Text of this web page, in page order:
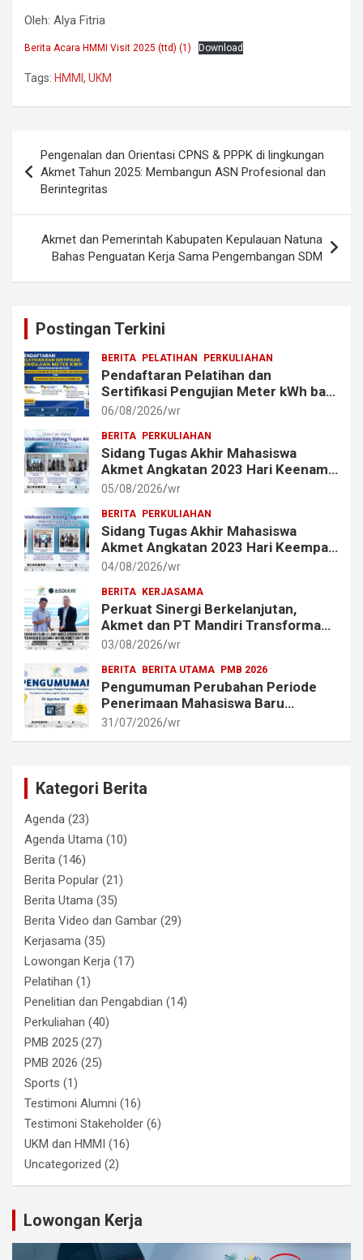
Oleh: Alya Fitria
Berita Acara HMMI Visit 2025 (ttd) (1) Download
Tags: HMMI , UKM
navigation
Pengenalan dan Orientasi CPNS & PPPK di lingkungan
Akmet Tahun 2025: Membangun ASN Profesional dan
Berintegritas
Akmet dan Pemerintah Kabupaten Kepulauan Natuna
Bahas Penguatan Kerja Sama Pengembangan SDM
Postingan Terkini
BERITA PELATIHAN PERKULIAHAN
Pendaftaran Pelatihan dan
Sertifikasi Pengujian Meter kWh bagi
Mahasiswa dan Alumni Akmet
06/08/2026 wr
BERITA PERKULIAHAN
Sidang Tugas Akhir Mahasiswa
Akmet Angkatan 2023 Hari Keenam
Berlangsung Lancar
05/08/2026 wr
BERITA PERKULIAHAN
Sidang Tugas Akhir Mahasiswa
Akmet Angkatan 2023 Hari Keempat
dan Kelima Berlangsung Lancar
04/08/2026 wr
BERITA KERJASAMA
Perkuat Sinergi Berkelanjutan,
Akmet dan PT Mandiri Transforma
Global (MTG) Resmi Perpanjang
03/08/2026 wr
BERITA BERITA UTAMA PMB 2026
Pengumuman Perubahan Periode
Penerimaan Mahasiswa Baru
Akademi Metrologi dan
31/07/2026 wr
Kategori Berita
Agenda (23)
Agenda Utama (10)
Berita (146)
Berita Popular (21)
Berita Utama (35)
Berita Video dan Gambar (29)
Kerjasama (35)
Lowongan Kerja (17)
Pelatihan (1)
Penelitian dan Pengabdian (14)
Perkuliahan (40)
PMB 2025 (27)
PMB 2026 (25)
Sports (1)
Testimoni Alumni (16)
Testimoni Stakeholder (6)
UKM dan HMMI (16)
Uncategorized (2)
Lowongan Kerja